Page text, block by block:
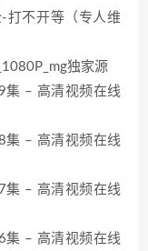
不开等（专人维
独家源
– 高清视频在线
– 高清视频在线
– 高清视频在线
– 高清视频在线